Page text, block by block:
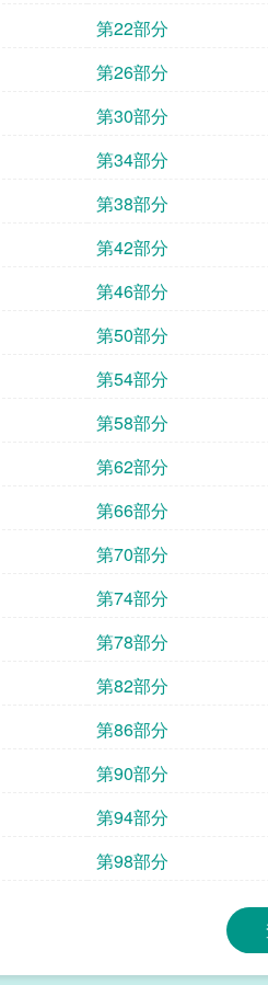
第22部分
第26部分
第30部分
第34部分
第38部分
第42部分
第46部分
第50部分
第54部分
第58部分
第62部分
第66部分
第70部分
第74部分
第78部分
第82部分
第86部分
第90部分
第94部分
第98部分